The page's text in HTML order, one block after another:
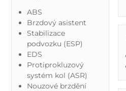
ABS
Brzdový asistent
Stabilizace
podvozku (ESP)
EDS
Protiprokluzový
systém kol (ASR)
Nouzové brzdění